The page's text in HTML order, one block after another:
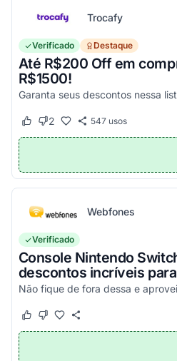
Trocafy
Verificado Destaque
Até R$200 Off em
R$1500!
Este cupom funcionou
Este cupom não funcionou
2 547usos
Webfones
Verificado
Console Nintendo
descontos incríveis
Não fique de fora dessa e
Este cupom funcionou
Este cupom não funcionou